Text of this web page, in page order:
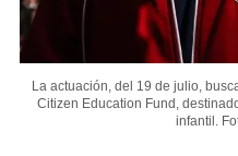
La actuación, del 19 de julio,
Citizen Education Fund,
infantil.